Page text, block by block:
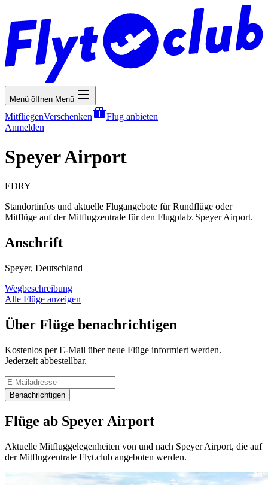
Menü öffnen Menü
MitfliegenVerschenken
Flug anbieten
Anmelden
Speyer Airport
EDRY
Standortinfos und aktuelle Flugangebote für Rundflüge oder
Mitflüge auf der Mitflugzentrale für den Flugplatz Speyer Airport.
Anschrift
Speyer, Deutschland
Wegbeschreibung
Alle Flüge anzeigen
Über Flüge benachrichtigen
Kostenlos per E-Mail über neue Flüge informiert werden.
Jederzeit abbestellbar.
Benachrichtigen
Flüge ab Speyer Airport
Aktuelle Mitfluggelegenheiten von und nach Speyer Airport, die auf
der Mitflugzentrale Flyt.club angeboten werden.